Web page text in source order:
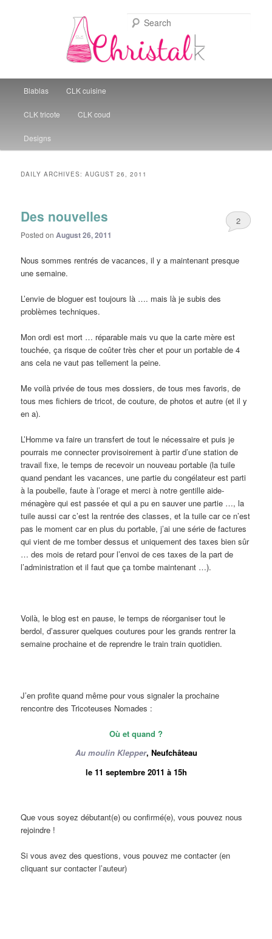
Christal Little Kitchen
Skip to primary content
Skip to secondary content
Blablas CLK cuisine
CLK tricote CLK coud
Designs
DAILY ARCHIVES:AUGUST 26, 2011
Des nouvelles
Posted onAugust 26, 2011
2
Nous sommes rentrés de vacances, il y a maintenant presque
une semaine.
L’envie de bloguer est toujours là …. mais là je subis des
problèmes techniques.
Mon ordi est mort … réparable mais vu que la carte mère est
touchée, ça risque de coûter très cher et pour un portable de 4
ans cela ne vaut pas tellement la peine.
Me voilà privée de tous mes dossiers, de tous mes favoris, de
tous mes fichiers de tricot, de couture, de photos et autre (et il y
en a).
L’Homme va faire un transfert de tout le nécessaire et puis je
pourrais me connecter provisoirement à partir d’une station de
travail fixe, le temps de recevoir un nouveau portable (la tuile
quand pendant les vacances, une partie du congélateur est parti
à la poubelle, faute à l’orage et merci à notre gentille aide-
ménagère qui est passée et qui a pu en sauver une partie …, la
tuile aussi car c’est la rentrée des classes, et la tuile car ce n’est
pas le moment car en plus du portable, j’ai une série de factures
qui vient de me tomber dessus et uniquement des taxes bien sûr
… des mois de retard pour l’envoi de ces taxes de la part de
l’administration et il faut que ça tombe maintenant …).
Voilà, le blog est en pause, le temps de réorganiser tout le
berdol, d’assurer quelques coutures pour les grands rentrer la
semaine prochaine et de reprendre le train train quotidien.
J’en profite quand même pour vous signaler la prochaine
rencontre des Tricoteuses Nomades :
Où et quand ?
Au moulin Klepper, Neufchâteau
le 11 septembre 2011 à 15h
Que vous soyez débutant(e) ou confirmé(e), vous pouvez nous
rejoindre !
Si vous avez des questions, vous pouvez me contacter (en
cliquant sur contacter l’auteur)